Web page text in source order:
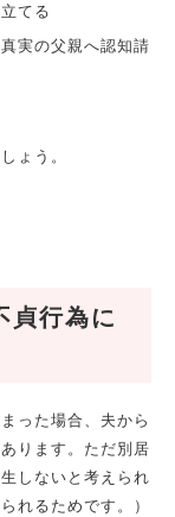
てる
実の父親へ認知請
ょう。
貞行為に
った場合、夫から
ります。ただ別居
しないと考えられ
れるためです。）